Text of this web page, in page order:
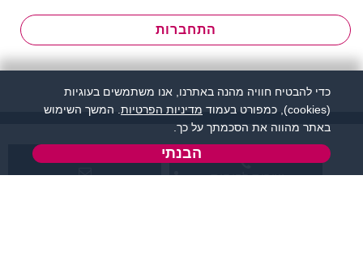
התחברות
שירות לקוחות:
כדי להבטיח חוויה מהנה באתרנו, אנו משתמשים בעוגיות
(cookies), כמפורט בעמוד
מדיניות הפרטיות . המשך השימוש
באתר מהווה את הסכמתך על כך.
הבנתי